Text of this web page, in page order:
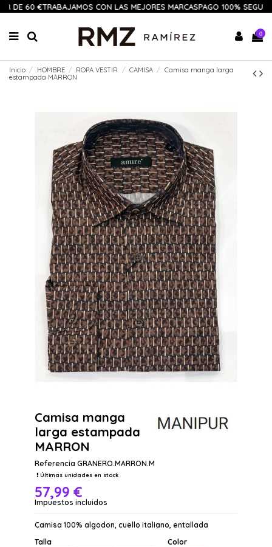
DE 60 €TRABAJAMOS CON LAS MEJORES MARCASPAGO 100% SEGURO
0
Inicio HOMBRE ROPA VESTIR CAMISA
Camisa manga larga
estampada MARRON
Camisa manga
larga estampada
MARRON
Referencia GRANERO.MARRON.M
Últimas unidades en stock
57,99 €
Impuestos incluidos
Camisa 100% algodon, cuello italiano, entallada
Talla
Color